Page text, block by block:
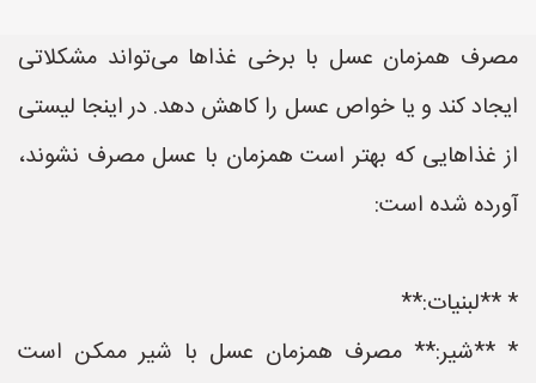
مصرف همزمان عسل با برخی غذاها می‌تواند مشکلاتی
ایجاد کند و یا خواص عسل را کاهش دهد. در اینجا لیستی
از غذاهایی که بهتر است همزمان با عسل مصرف نشوند،
آورده شده است:
* **لبنیات:**
* **شیر:** مصرف همزمان عسل با شیر ممکن است